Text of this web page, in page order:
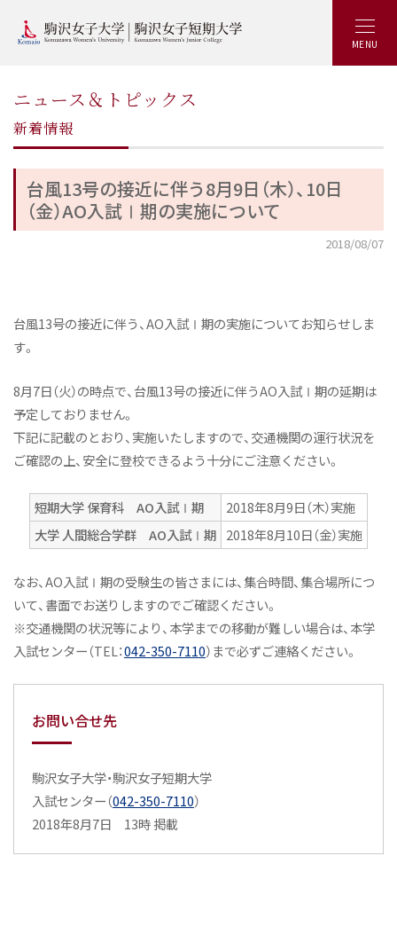
MENU
ニュース＆トピックス
新着情報
台風13号の接近に伴う8月9日（木）、10日
（金）AO入試Ⅰ期の実施について
2018/08/07
台風13号の接近に伴う、AO入試Ⅰ期の実施についてお知らせしま
す。
8月7日（火）の時点で、台風13号の接近に伴うAO入試Ⅰ期の延期は
予定しておりません。
下記に記載のとおり、実施いたしますので、交通機関の運行状況を
ご確認の上、安全に登校できるよう十分にご注意ください。
短期大学 保育科 AO入試Ⅰ期
2018年8月9日（木）実施
大学 人間総合学群 AO入試Ⅰ期 2018年8月10日（金）実施
なお、AO入試Ⅰ期の受験生の皆さまには、集合時間、集合場所につ
いて、書面でお送りしますのでご確認ください。
※交通機関の状況等により、本学までの移動が難しい場合は、本学
入試センター（TEL：042-350-7110）まで必ずご連絡ください。
お問い合せ先
駒沢女子大学・駒沢女子短期大学
入試センター（042-350-7110）
2018年8月7日 13時 掲載